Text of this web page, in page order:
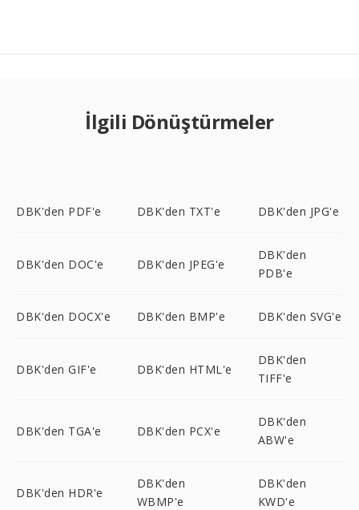
İlgili Dönüştürmeler
DBK'den PDF'e DBK'den TXT'e DBK'den JPG'e
DBK'den DOC'e DBK'den JPEG'e
DBK'den
PDB'e
DBK'den DOCX'e DBK'den BMP'e DBK'den SVG'e
DBK'den GIF'e DBK'den HTML'e
DBK'den
TIFF'e
DBK'den TGA'e DBK'den PCX'e
DBK'den
ABW'e
DBK'den HDR'e
DBK'den
WBMP'e
DBK'den
KWD'e